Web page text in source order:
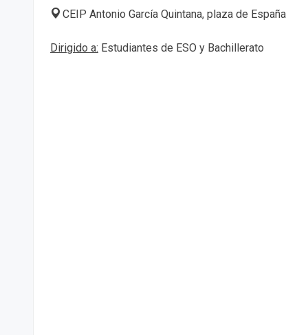
CEIP Antonio García Quintana, plaza de España
Dirigido a: Estudiantes de ESO y Bachillerato